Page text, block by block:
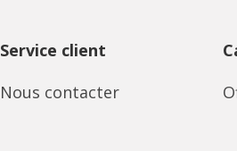
Service client
Nous contacter